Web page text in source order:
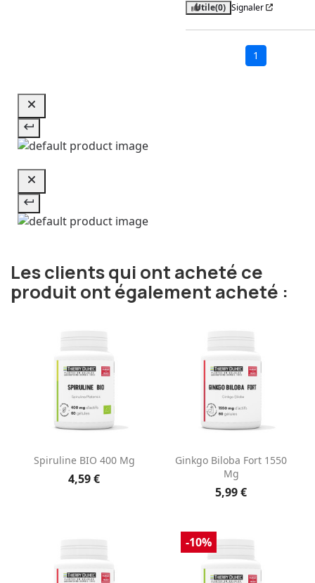
Utile(0) Signaler
1
Les clients qui ont acheté ce
produit ont également acheté :
Spiruline BIO 400 Mg
4,59 €
Ginkgo Biloba Fort 1550
Mg
5,99 €
-10%